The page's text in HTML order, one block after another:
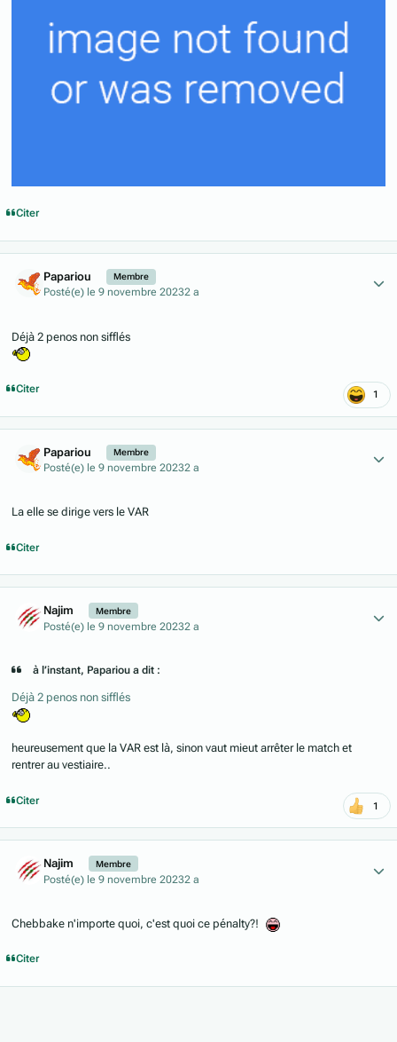
Citer
Papariou Membre
Posté(e) le 9 novembre 20232 a
Déjà 2 penos non sifflés
Citer 1
Papariou Membre
Posté(e) le 9 novembre 20232 a
La elle se dirige vers le VAR
Citer
Najim Membre
Posté(e) le 9 novembre 20232 a
à l’instant, Papariou a dit :
Déjà 2 penos non sifflés
heureusement que la VAR est là, sinon vaut mieut arrêter le match et
rentrer au vestiaire..
Citer 1
Najim Membre
Posté(e) le 9 novembre 20232 a
Chebbake n'importe quoi, c'est quoi ce pénalty?!
Citer